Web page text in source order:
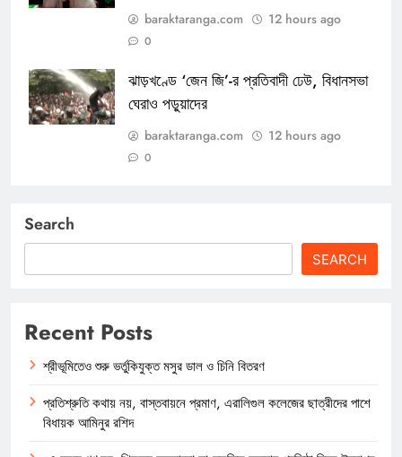
baraktaranga.com 12 hours ago
0
ঝাড়খণ্ডে ‘জেন জি’-র প্রতিবাদী ঢেউ, বিধানসভা
ঘেরাও পড়ুয়াদের
baraktaranga.com 12 hours ago
0
Search
SEARCH
Recent Posts
শ্রীভূমিতেও শুরু ভর্তুকিযুক্ত মসুর ডাল ও চিনি বিতরণ
প্রতিশ্রুতি কথায় নয়, বাস্তবায়নে প্রমাণ, এরালিগুল কলেজের ছাত্রীদের পাশে
বিধায়ক আমিনুর রশিদ